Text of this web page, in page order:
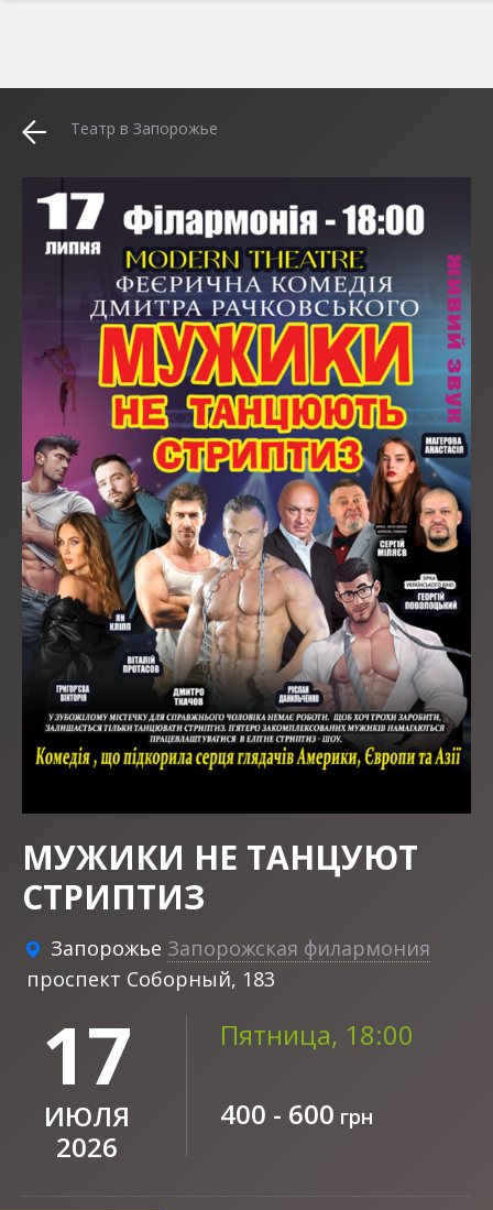
Театр в Запорожье
МУЖИКИ НЕ ТАНЦУЮТ
СТРИПТИЗ
Запорожье Запорожская филармония
проспект Соборный, 183
17
ИЮЛЯ
2026
Пятница, 18:00
400 - 600 грн